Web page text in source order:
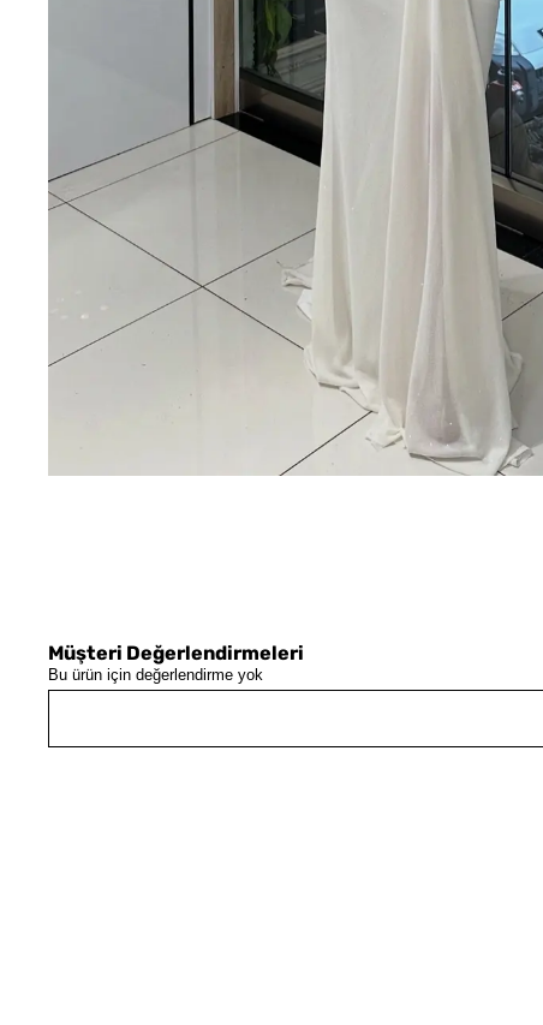
Müşteri Değerlendirmeleri
Bu ürün için değerlendirme yok